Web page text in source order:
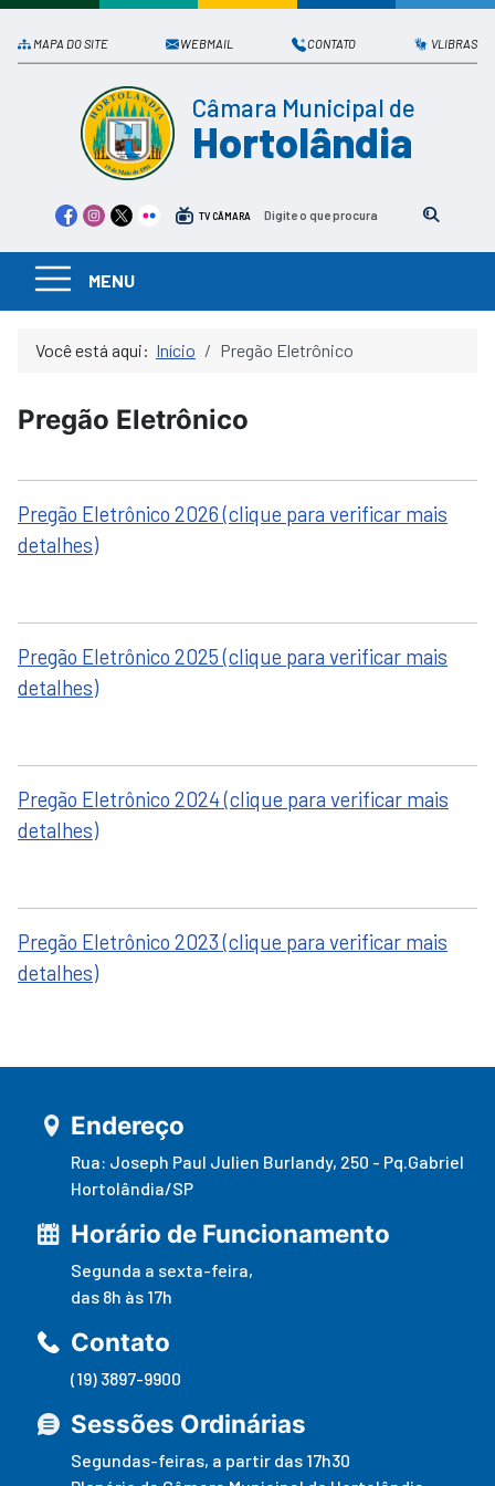
MAPA DO SITE WEBMAIL CONTATO VLIBRAS
Câmara Municipal de
Hortolândia
TV CÂMARA
MENU
Você está aqui: Início Pregão Eletrônico
Pregão Eletrônico
Pregão Eletrônico 2026 (clique para verificar mais
detalhes)
Pregão Eletrônico 2025 (clique para verificar mais
detalhes)
Pregão Eletrônico 2024 (clique para verificar mais
detalhes)
Pregão Eletrônico 2023 (clique para verificar mais
detalhes)
Endereço
Rua: Joseph Paul Julien Burlandy, 250 - Pq.Gabriel
Hortolândia/SP
Horário de Funcionamento
Segunda a sexta-feira,
das 8h às 17h
Contato
(19) 3897-9900
Sessões Ordinárias
Segundas-feiras, a partir das 17h30